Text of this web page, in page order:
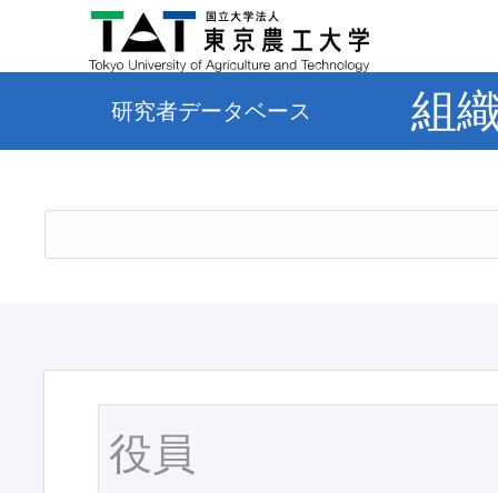
研究者データベース 組
役員